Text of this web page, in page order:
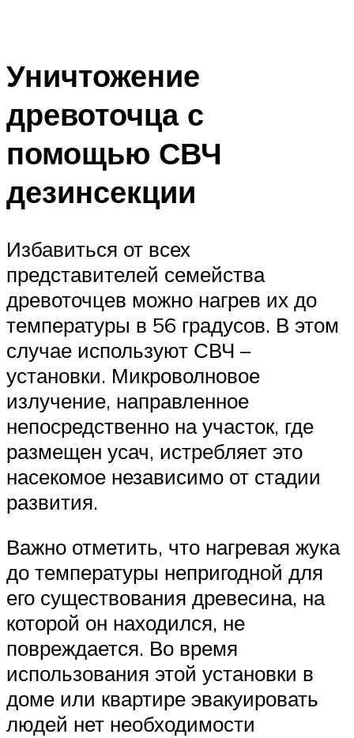
Уничтожение
древоточца с
помощью СВЧ
дезинсекции
Избавиться от всех
представителей семейства
древоточцев можно нагрев их до
температуры в 56 градусов. В этом
случае используют СВЧ –
установки. Микроволновое
излучение, направленное
непосредственно на участок, где
размещен усач, истребляет это
насекомое независимо от стадии
развития.
Важно отметить, что нагревая жука
до температуры непригодной для
его существования древесина, на
которой он находился, не
повреждается. Во время
использования этой установки в
доме или квартире эвакуировать
людей нет необходимости